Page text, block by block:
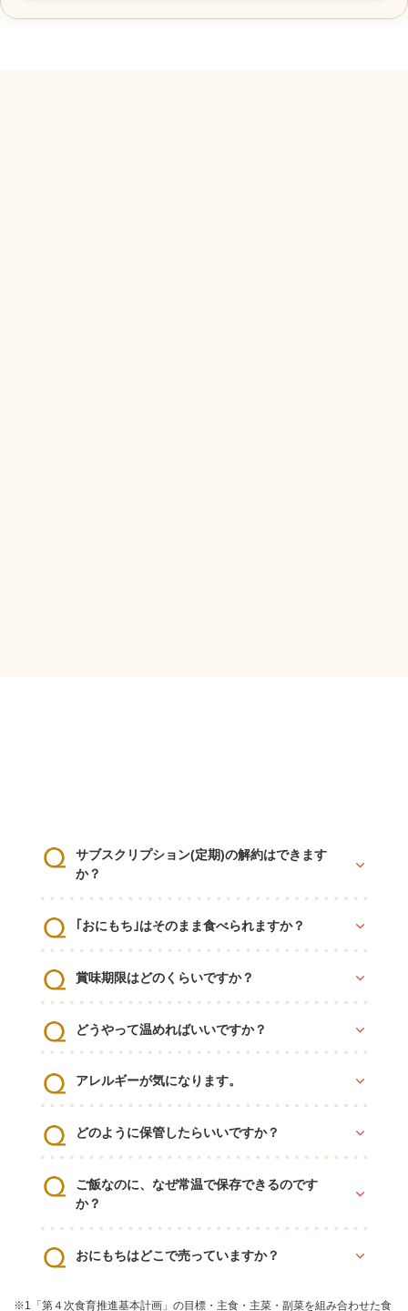
サブスクリプション(定期)の解約はできます
か？
｢おにもち｣はそのまま食べられますか？
賞味期限はどのくらいですか？
どうやって温めればいいですか？
アレルギーが気になります。
どのように保管したらいいですか？
ご飯なのに、なぜ常温で保存できるのです
か？
おにもちはどこで売っていますか？
※1「第４次食育推進基本計画」の目標・主食・主菜・副菜を組み合わせた食